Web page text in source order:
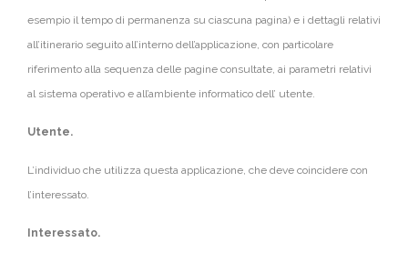
esempio il tempo di permanenza su ciascuna pagina) e i dettagli relativi
all’itinerario seguito all’interno dell’applicazione, con particolare
riferimento alla sequenza delle pagine consultate, ai parametri relativi
al sistema operativo e all’ambiente informatico dell’ utente.
Utente.
L’individuo che utilizza questa applicazione, che deve coincidere con
l’interessato.
Interessato.